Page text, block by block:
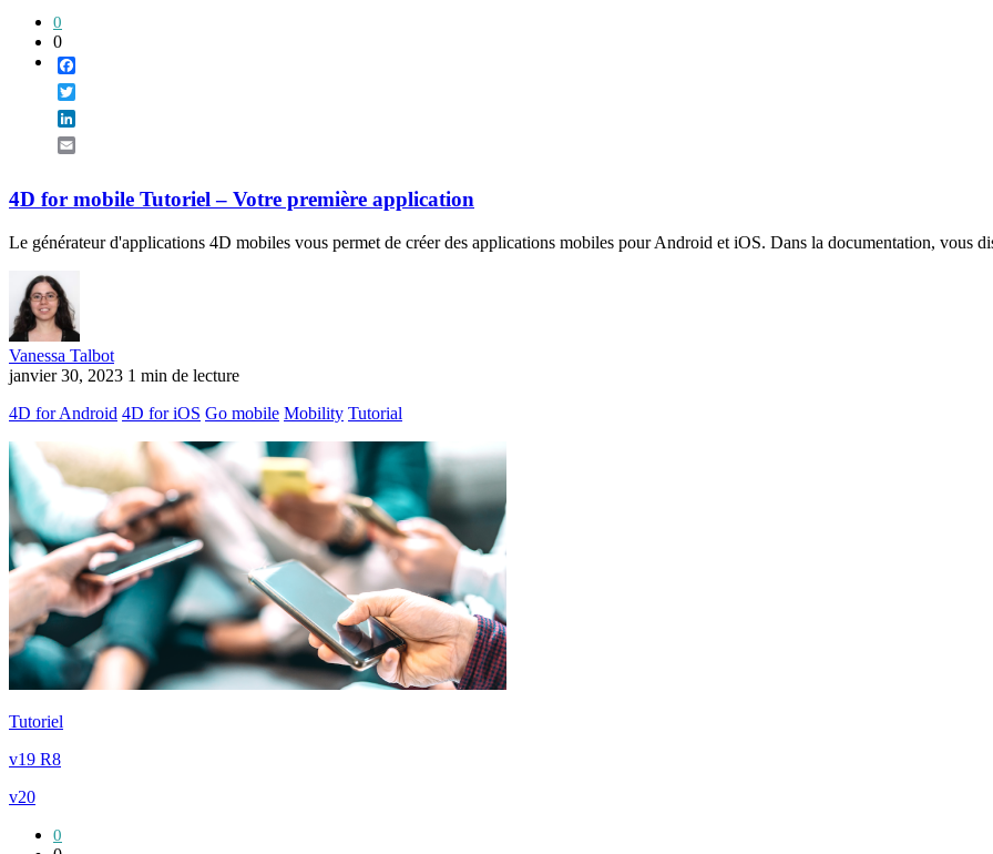
0
0
4D for mobile Tutoriel – Votre première application
Le générateur d'applications 4D mobiles vous permet de créer des applications mobiles pour Android et iOS. Dans la documentation, vous
Vanessa Talbot
janvier 30, 2023 1 min de lecture
4D for Android 4D for iOS Go mobile Mobility Tutorial
Tutoriel
v19 R8
v20
0